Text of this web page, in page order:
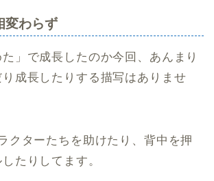
変わらず
」で成長したのか今回、あんまり
成長したりする描写はありませ
クターたちを助けたり、背中を押
たりしてます。